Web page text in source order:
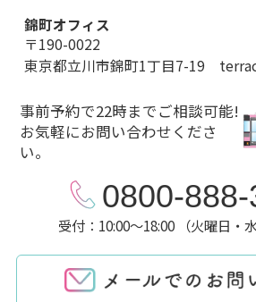
錦町オフィス
〒190-0022
東京都立川市錦町1丁目7-19
事前予約で22時までご相談可能!
お気軽にお問い合わせくださ
い。
0800-
受付：10:00～18:00 （火曜日・